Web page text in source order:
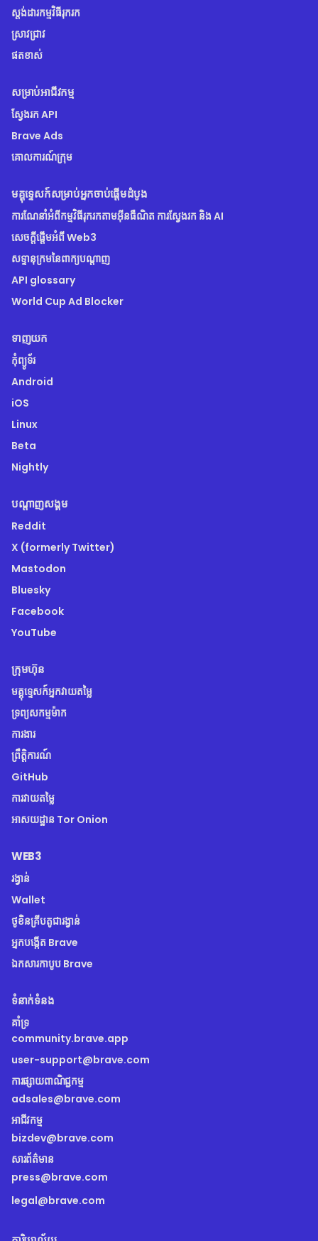
ស្ដង់ដារកម្មវិធីរុករក
ស្រាវជ្រាវ
ផតខាស់
សម្រាប់អាជីវកម្ម
ស្វែងរក API
Brave Ads
គោលការណ៍ក្រុម
មគ្គុទ្ទេសក៍សម្រាប់អ្នកចាប់ផ្តើមដំបូង
ការណែនាំអំពីកម្មវិធីរុករកតាមអ៊ីនធឺណិត ការស្វែងរក និង AI
សេចក្តីផ្តើមអំពី Web3
សទ្ទានុក្រមនៃពាក្យបណ្ដាញ
API glossary
World Cup Ad Blocker
ទាញយក
កុំព្យូទ័រ
Android
iOS
Linux
Beta
Nightly
បណ្តាញសង្គម
Reddit
X (formerly Twitter)
Mastodon
Bluesky
Facebook
YouTube
ក្រុមហ៊ុន
មគ្គុទ្ទេសក៍អ្នកវាយតម្លៃ
ទ្រព្យសកម្មម៉ាក
​ការងារ
ព្រឹត្តិការណ៍
GitHub
ការវាយតម្លៃ
អាសយដ្ឋាន Tor Onion
WEB3
រង្វាន់
Wallet
ថូខិនគ្រីបតូជារង្វាន់
អ្នកបង្កើត Brave
ឯកសារកាបូប Brave
ទំនាក់ទំនង
គាំទ្រ
community.brave.app
user-support@brave.com
ការផ្សាយពាណិជ្ជកម្ម
adsales@brave.com
អាជីវកម្ម
bizdev@brave.com
សារព័ត៌មាន
press@brave.com
legal@brave.com